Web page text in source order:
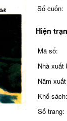
Số cuốn:
Hiện
Mã số:
Nhà xuất
Năm
Khổ sách:
Số trang: